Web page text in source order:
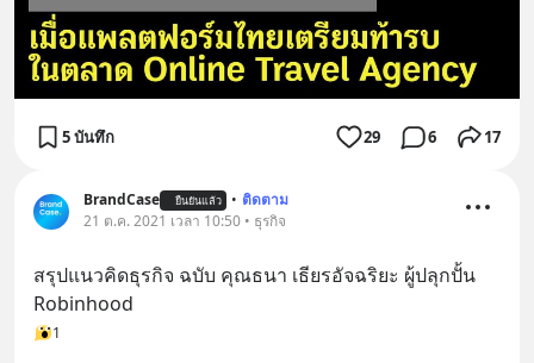
5 บันทึก 29 6 17
BrandCase ยืนยันแล้ว • ติดตาม
21 ต.ค. 2021 เวลา 10:50 • ธุรกิจ
สรุปแนวคิดธุรกิจ ฉบับ คุณธนา เธียรอัจฉริยะ ผู้ปลุกปั้น
Robinhood
1